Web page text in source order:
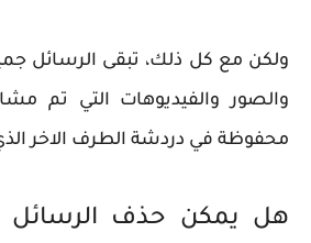
ولكن مع كل ذلك، تبقى الرسائل
والصور والفيديوهات التي تم
محفوظة في دردشة الطرف الاخر
هل يمكن حذف الرسائل